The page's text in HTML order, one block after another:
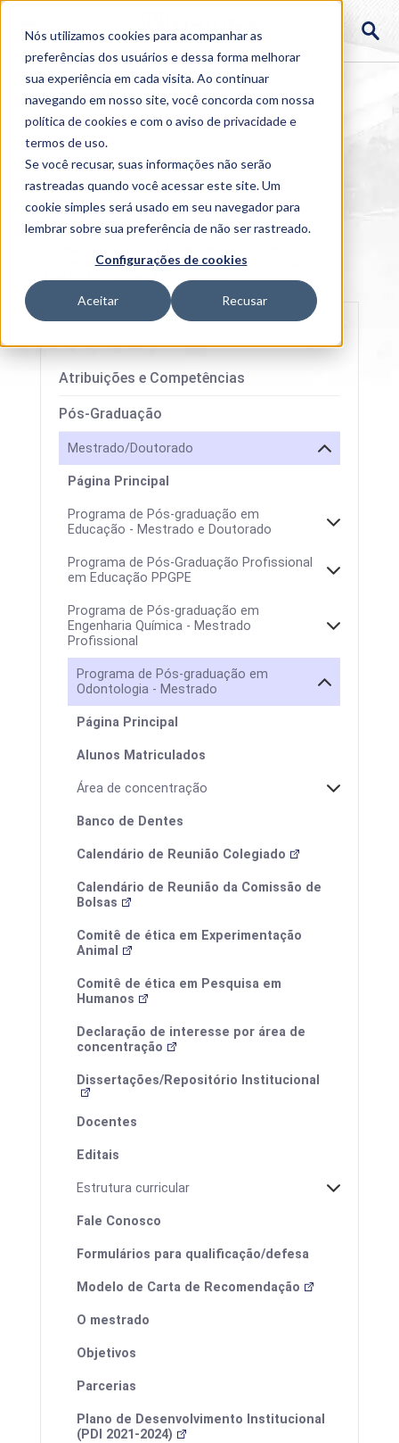
Nós utilizamos cookies para acompanhar as
preferências dos usuários e dessa forma melhorar
sua experiência em cada visita. Ao continuar
navegando em nosso site, você concorda com nossa
política de cookies e com o aviso deprivacidade e
termos de uso.
Se você recusar, suas informações não serão
rastreadas quando você acessar este site. Um
cookie simples será usado em seu navegador para
lembrar sobre sua preferência de não ser rastreado.
Configurações de cookies
Aceitar Recusar
Programa de Pós-graduação em Odontologia -
Mestrado >Alunos Matriculados
Atribuições e Competências
Pós-Graduação
Mestrado/Doutorado
Página Principal
Programa de Pós-graduação em
Educação - Mestrado e Doutorado
Programa de Pós-Graduação Profissional
em Educação PPGPE
Processos Seletivos
Estrutura Curricular
Eventos
Programa de Pós-graduação em
Engenharia Química - Mestrado
Profissional
Programa de Pós-graduação em
Odontologia - Mestrado
Página Principal
Alunos Matriculados
Área de concentração
Banco de Dentes
Calendário de Reunião Colegiado
Calendário de Reunião da Comissão de
Bolsas
Comitê de ética em Experimentação
Animal
Comitê de ética em Pesquisa em
Humanos
Declaração de interesse por área de
concentração
Dissertações/Repositório Institucional
Docentes
Editais
Estrutura curricular
Fale Conosco
Formulários para qualificação/defesa
Modelo de Carta de Recomendação
O mestrado
Objetivos
Parcerias
Plano de Desenvolvimento Institucional
(PDI 2021-2024)